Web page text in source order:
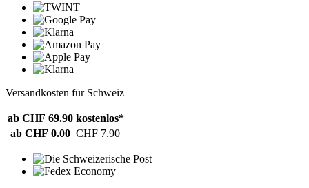
Versandkosten für Schweiz
ab CHF 69.90 kostenlos*
ab CHF 0.00 CHF 7.90